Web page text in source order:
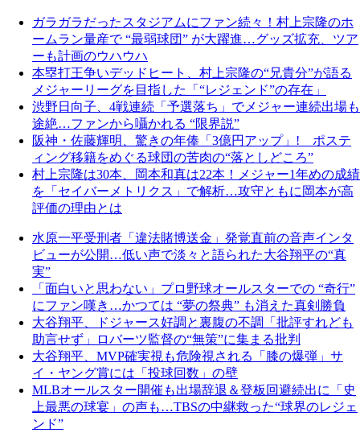
ガラガラだったスタジアムにファン続々！村上宗隆のホ
ームラン量産で “最弱球団” が大躍進…グッズ拡充、ツア
ーも計画のウハウハ
本塁打王争いデッドヒート、村上宗隆の“兄貴分”が語る
メジャーリーグを目指した「“レジェンド”の存在」
渋野日向子、4戦連続「予選落ち」でメジャー連続出場も
途絶…ファンから囁かれる “限界説”
阪神・佐藤輝明、驚きの年俸「3億円アップ」! ポステ
ィング移籍をめぐる球団の苦肉の“落としどころ”
村上宗隆は30本、岡本和真は22本！メジャー1年めの成績
を「セイバーメトリクス」で解析…攻守ともに岡本が高
評価の理由とは
水原一平受刑者「違法賭博送金」発覚直前の音声インタ
ビューが公開…低い声で淡々と語られた大谷翔平の“真
実”
「面白いと思わない」プロ野球オールスターでの “奇行”
にファン嘆き…かつては “夢の祭典” も消えた真剣勝負
大谷翔平、ドジャース好調と裏腹の不調「批評すれども
助言せず」ロバーツ監督の“無策”に集まる批判
大谷翔平、MVP確実視も危険視される「膝の爆弾」サ
イ・ヤング賞には「投球回数」の壁
MLBオールスター開催も出場辞退＆登板回避続出に「史
上最悪の球宴」の声も…TBSの中継救った“球界のレジェ
ンド”